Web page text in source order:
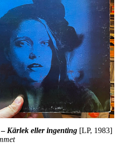
Kärlek eller ingenting [LP, 1983]